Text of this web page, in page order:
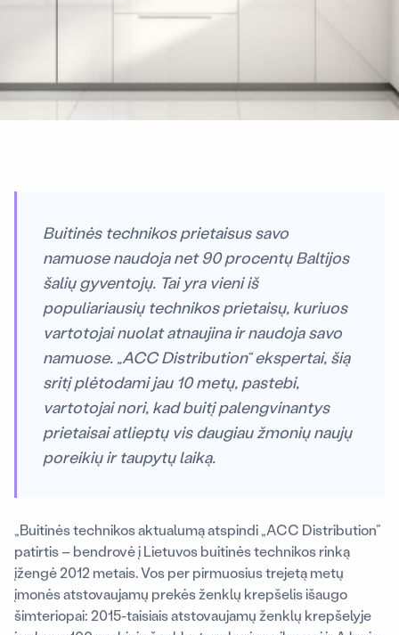
Buitinės technikos prietaisus savo
namuose naudoja net 90 procentų Baltijos
šalių gyventojų. Tai yra vieni iš
populiariausių technikos prietaisų, kuriuos
vartotojai nuolat atnaujina ir naudoja savo
namuose. „ACC Distribution“ ekspertai, šią
sritį plėtodami jau 10 metų, pastebi,
vartotojai nori, kad buitį palengvinantys
prietaisai atlieptų vis daugiau žmonių naujų
poreikių ir taupytų laiką.
„Buitinės technikos aktualumą atspindi „ACC Distribution”
patirtis – bendrovė į Lietuvos buitinės technikos rinką
įžengė 2012 metais. Vos per pirmuosius trejetą metų
įmonės atstovaujamų prekės ženklų krepšelis išaugo
šimteriopai: 2015-taisiais atstovaujamų ženklų krepšelyje